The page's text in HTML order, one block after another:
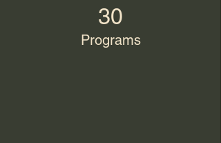
30
Programs